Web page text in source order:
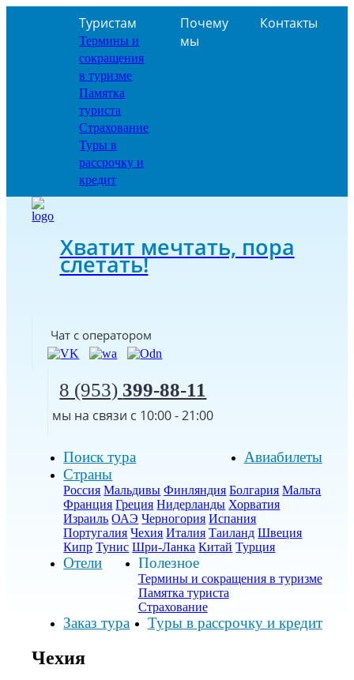
Туристам
Термины и
сокращения
в туризме
Памятка
туриста
Страхование
Туры в
рассрочку и
кредит
Почему
мы
Контакты
Хватит мечтать, пора
слетать!
Чат с оператором
8 (953) 399-88-11
мы на связи с 10:00 - 21:00
Поиск тура
Авиабилеты
Страны
Россия Мальдивы Финляндия Болгария Мальта
Франция Греция Нидерланды Хорватия
Израиль ОАЭ Черногория Испания
Португалия Чехия Италия Таиланд Швеция
Кипр Тунис Шри-Ланка Китай Турция
Отели Полезное
Термины и сокращения в туризме
Памятка туриста
Страхование
Заказ тура Туры в рассрочку и кредит
Чехия